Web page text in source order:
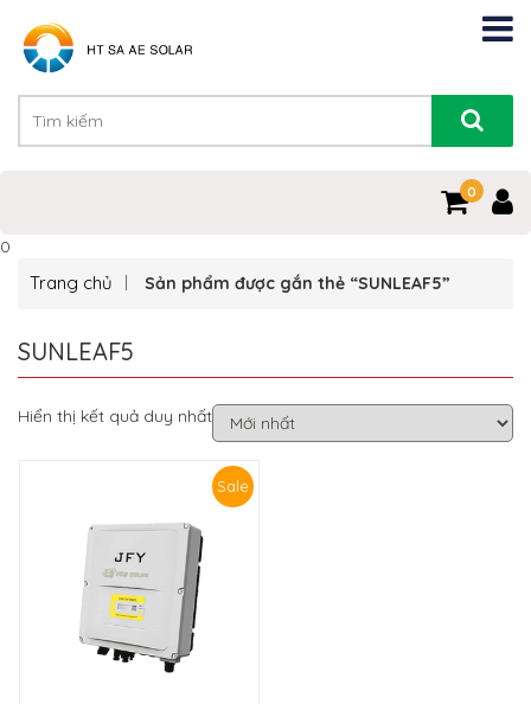
0
0
Trang chủ Sản phẩm được gắn thẻ “SUNLEAF5”
SUNLEAF5
Hiển thị kết quả duy nhất
Sale